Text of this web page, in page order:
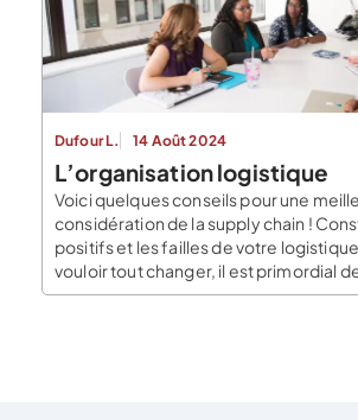
Dufour L. 14 Août 2024
L’organisation logistique
Voici quelques conseils pour une
considération de la supply chain !
positifs et les failles de votre
vouloir tout changer, il est primordial
expertise de votre logistique et de